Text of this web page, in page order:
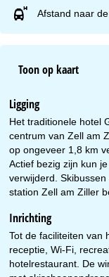
Afstand naar
Toon op kaart
Ligging
Het traditionele hotel
centrum van Zell am
op ongeveer 1,8 km
Actief bezig zijn kun
verwijderd.
station Zell am Ziller
Inrichting
Tot de faciliteiten van
receptie, Wi-Fi,
hotelrestaurant. De